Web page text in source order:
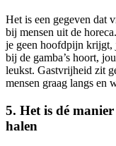
Het is een gegeven dat
bij mensen uit de
je geen hoofdpijn krijgt,
bij de gamba’s hoort,
leukst. Gastvrijheid zit
mensen graag langs en
5. Het is dé
halen